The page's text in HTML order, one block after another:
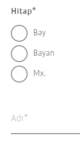
Hitap
Bay
Bayan
Mx.
Adı